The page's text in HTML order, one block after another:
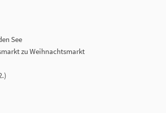
See
zu Weihnachtsmarkt